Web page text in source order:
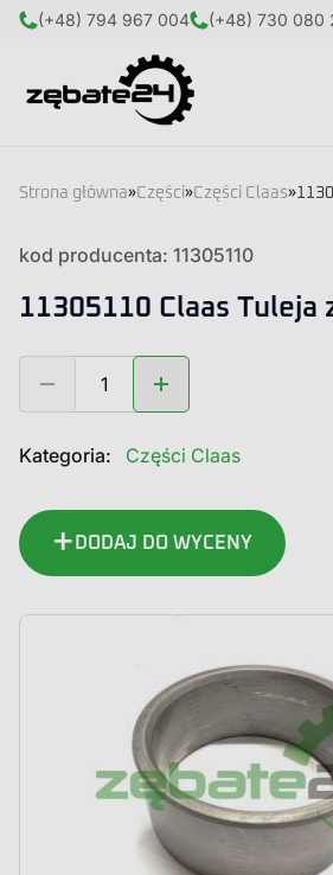
(+48) 794 967 004 (+48) 730 080
Strona główna»Części»Części Claas»
kod producenta: 11305110
11305110 Claas Tuleja
11305110
Tuleja
DODAJ DO WYCENY
Kategoria: Części Claas